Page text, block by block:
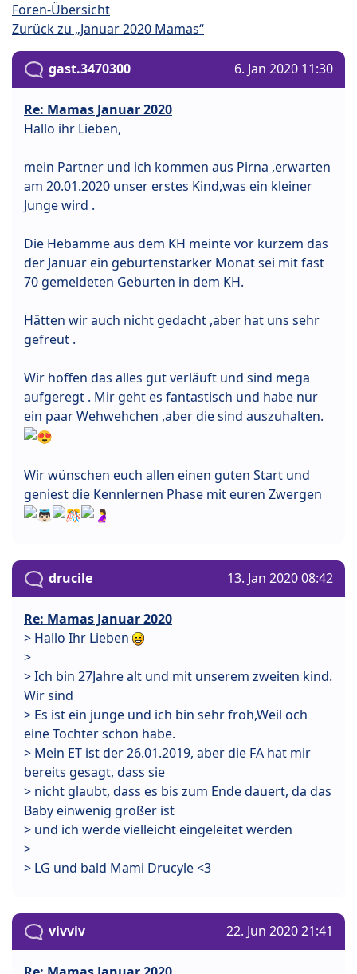
Foren-Übersicht
Zurück zu „Januar 2020 Mamas“
gast.3470300 6. Jan 2020 11:30
Re: Mamas Januar 2020
Hallo ihr Lieben,
mein Partner und ich kommen aus Pirna ,erwarten
am 20.01.2020 unser erstes Kind,was ein kleiner
Junge wird .
Die Hebamme aus dem KH meinte vor kurzem das
der Januar ein geburtenstarker Monat sei mit fast
70 gemeldeten Geburten in dem KH.
Hätten wir auch nicht gedacht ,aber hat uns sehr
gefreut .
Wir hoffen das alles gut verläuft und sind mega
aufgeregt . Mir geht es fantastisch und habe nur
ein paar Wehwehchen ,aber die sind auszuhalten.
Wir wünschen euch allen einen guten Start und
geniest die Kennlernen Phase mit euren Zwergen
drucile 13. Jan 2020 08:42
Re: Mamas Januar 2020
> Hallo Ihr Lieben
>
> Ich bin 27Jahre alt und mit unserem zweiten kind.
Wir sind
> Es ist ein junge und ich bin sehr froh,Weil och
eine Tochter schon habe.
> Mein ET ist der 26.01.2019, aber die FÄ hat mir
bereits gesagt, dass sie
> nicht glaubt, dass es bis zum Ende dauert, da das
Baby einwenig größer ist
> und ich werde vielleicht eingeleitet werden
>
> LG und bald Mami Drucyle <3
vivviv 22. Jun 2020 21:41